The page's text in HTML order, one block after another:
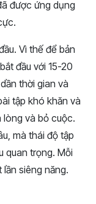
được ứng dụng
Vì thế để bản
đầu với 15-20
thời gian và
tập khó khăn và
lòng và bỏ cuộc.
mà thái độ tập
quan trọng. Mỗi
siêng năng.